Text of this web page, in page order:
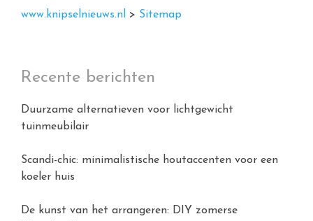
www.knipselnieuws.nl > Sitemap
Recente berichten
Duurzame alternatieven voor lichtgewicht
tuinmeubilair
Scandi-chic: minimalistische houtaccenten voor een
koeler huis
De kunst van het arrangeren: DIY zomerse